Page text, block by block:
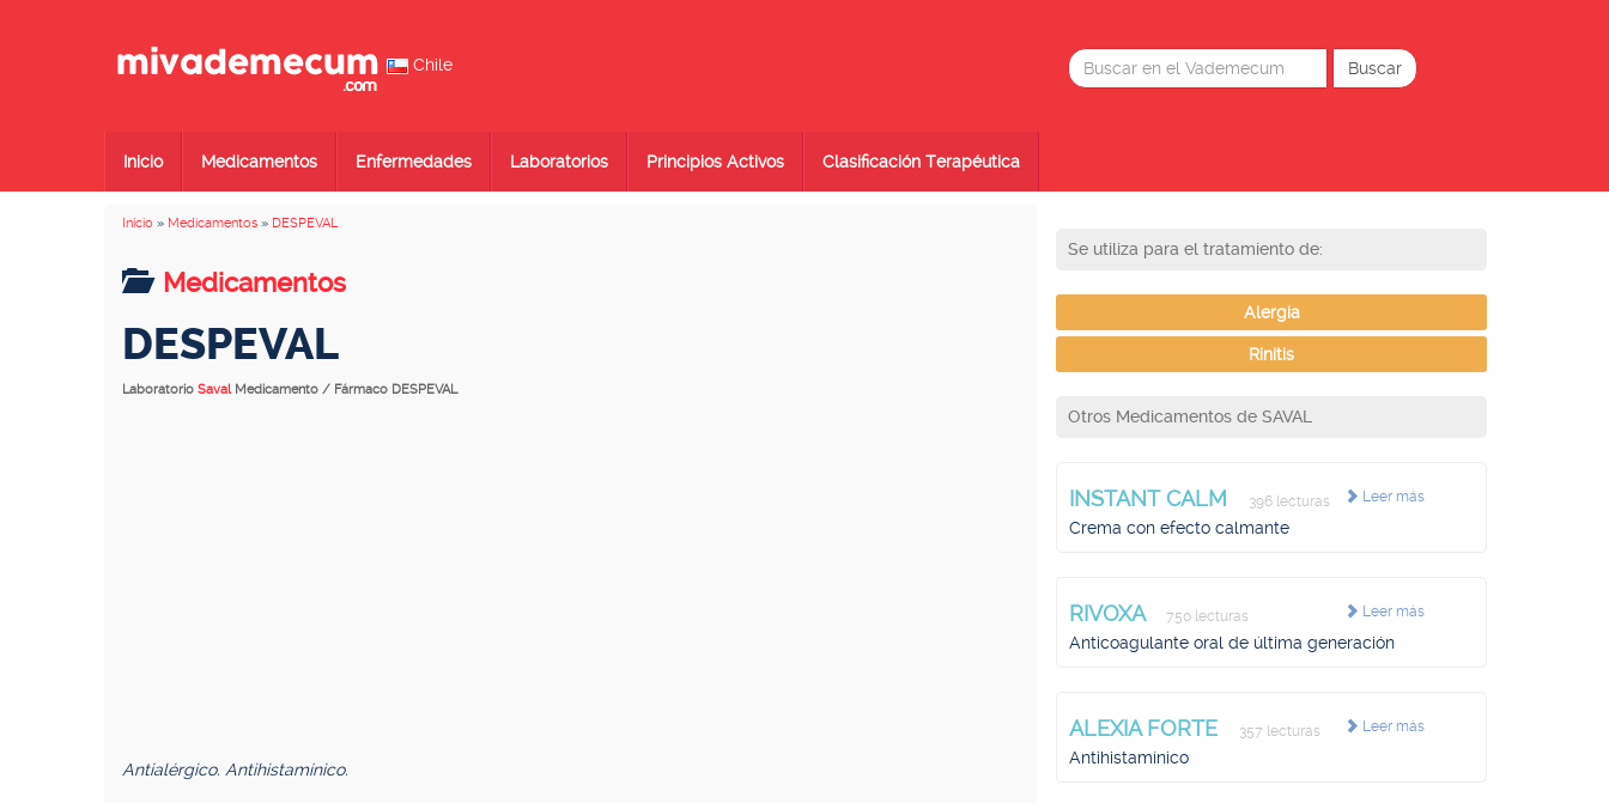
Chile
Inicio Medicamentos Enfermedades Laboratorios Principios Activos Clasificación Terapéutica
Inicio » Medicamentos » DESPEVAL
Medicamentos
DESPEVAL
Laboratorio Saval Medicamento / Fármaco DESPEVAL
Antialérgico. Antihistamínico.
Se utiliza para el tratamiento de:
Alergia
Rinitis
Otros Medicamentos de SAVAL
Leer más
INSTANT CALM 396 lecturas
Crema con efecto calmante
Leer más
RIVOXA 750 lecturas
Anticoagulante oral de última generación
Leer más
ALEXIA FORTE 357 lecturas
Antihistamínico